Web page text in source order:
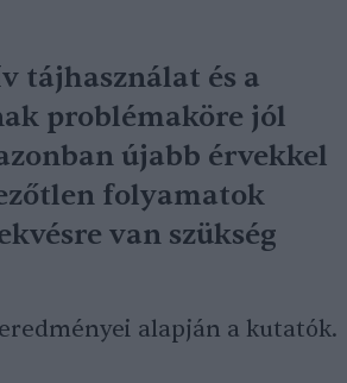
tájhasználat és a
problémaköre jól
újabb érvekkel
folyamatok
van szükség
alapján a kutatók.